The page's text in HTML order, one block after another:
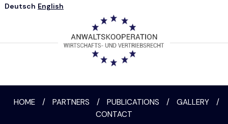
Deutsch English
HOME / PARTNERS / PUBLICATIONS / GALLERY
/
CONTACT